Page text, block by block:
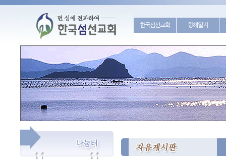
한국섬선교회 항해일지